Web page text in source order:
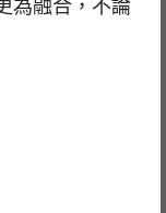
為融合，不論